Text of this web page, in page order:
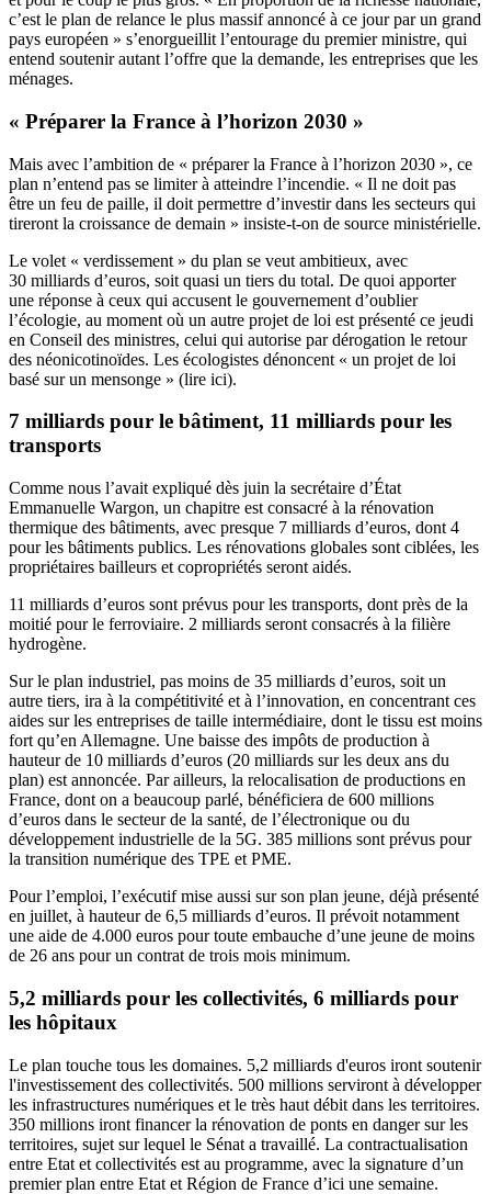
c’est le plan de relance le plus massif annoncé à ce jour par un grand
pays européen » s’enorgueillit l’entourage du premier ministre, qui
entend soutenir autant l’offre que la demande, les entreprises que les
ménages.
« Préparer la France à l’horizon 2030 »
Mais avec l’ambition de « préparer la France à l’horizon 2030 », ce
plan n’entend pas se limiter à atteindre l’incendie. « Il ne doit pas
être un feu de paille, il doit permettre d’investir dans les secteurs qui
tireront la croissance de demain » insiste-t-on de source ministérielle.
Le volet « verdissement » du plan se veut ambitieux, avec
30 milliards d’euros, soit quasi un tiers du total. De quoi apporter
une réponse à ceux qui accusent le gouvernement d’oublier
l’écologie, au moment où un autre projet de loi est présenté ce jeudi
en Conseil des ministres, celui qui autorise par dérogation le retour
des néonicotinoïdes. Les écologistes dénoncent « un projet de loi
basé sur un mensonge » (lire ici).
7 milliards pour le bâtiment, 11 milliards pour les
transports
Comme nous l’avait expliqué dès juin la secrétaire d’État
Emmanuelle Wargon, un chapitre est consacré à la rénovation
thermique des bâtiments, avec presque 7 milliards d’euros, dont 4
pour les bâtiments publics. Les rénovations globales sont ciblées, les
propriétaires bailleurs et copropriétés seront aidés.
11 milliards d’euros sont prévus pour les transports, dont près de la
moitié pour le ferroviaire. 2 milliards seront consacrés à la filière
hydrogène.
Sur le plan industriel, pas moins de 35 milliards d’euros, soit un
autre tiers, ira à la compétitivité et à l’innovation, en concentrant ces
aides sur les entreprises de taille intermédiaire, dont le tissu est moins
fort qu’en Allemagne. Une baisse des impôts de production à
hauteur de 10 milliards d’euros (20 milliards sur les deux ans du
plan) est annoncée. Par ailleurs, la relocalisation de productions en
France, dont on a beaucoup parlé, bénéficiera de 600 millions
d’euros dans le secteur de la santé, de l’électronique ou du
développement industrielle de la 5G. 385 millions sont prévus pour
la transition numérique des TPE et PME.
Pour l’emploi, l’exécutif mise aussi sur son plan jeune, déjà présenté
en juillet, à hauteur de 6,5 milliards d’euros. Il prévoit notamment
une aide de 4.000 euros pour toute embauche d’une jeune de moins
de 26 ans pour un contrat de trois mois minimum.
5,2 milliards pour les collectivités, 6 milliards pour
les hôpitaux
Le plan touche tous les domaines. 5,2 milliards d'euros iront soutenir
l'investissement des collectivités. 500 millions serviront à développer
les infrastructures numériques et le très haut débit dans les territoires.
350 millions iront financer la rénovation de ponts en danger sur les
territoires, sujet sur lequel le Sénat a travaillé. La contractualisation
entre Etat et collectivités est au programme, avec la signature d’un
premier plan entre Etat et Région de France d’ici une semaine.